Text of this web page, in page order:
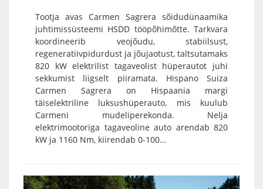
Tootja avas Carmen Sagrera sõidudünaamika
juhtimissüsteemi HSDD tööpõhimõtte. Tarkvara
koordineerib veojõudu, stabiilsust,
regeneratiivpidurdust ja jõujaotust, taltsutamaks
820 kW elektrilist tagaveolist hüperautot juhi
sekkumist liigselt piiramata. Hispano Suiza
Carmen Sagrera on Hispaania margi
täiselektriline luksushüperauto, mis kuulub
Carmeni mudeliperekonda. Nelja
elektrimootoriga tagaveoline auto arendab 820
kW ja 1160 Nm, kiirendab 0-100...